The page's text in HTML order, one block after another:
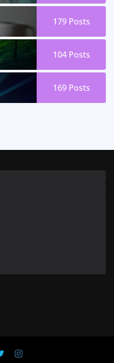
179 Posts
104 Posts
169 Posts